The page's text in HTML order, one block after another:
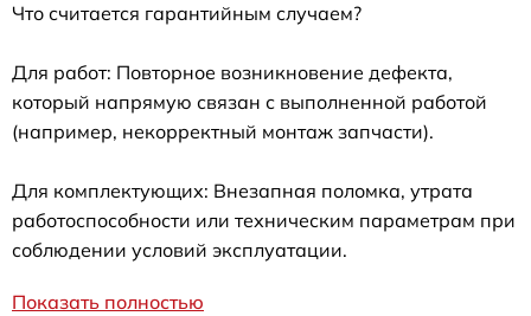
Что считается гарантийным случаем?
Для работ: Повторное возникновение дефекта,
который напрямую связан с выполненной работой
(например, некорректный монтаж запчасти).
Для комплектующих: Внезапная поломка, утрата
работоспособности или техническим параметрам при
соблюдении условий эксплуатации.
Показать полностью